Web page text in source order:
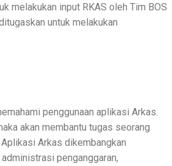
melakukan input RKAS oleh Tim BOS
untuk melakukan
penggunaan aplikasi Arkas.
akan membantu tugas seorang
Arkas dikembangkan
penganggaran,